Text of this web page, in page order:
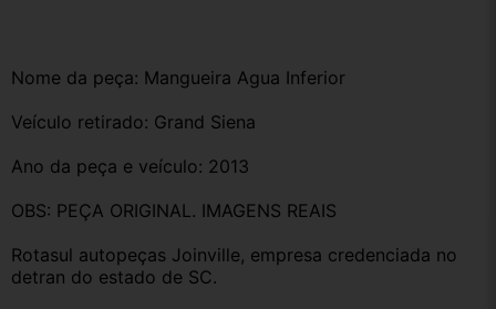
Nome da peça: Mangueira Agua Inferior
Veículo retirado: Grand Siena
Ano da peça e veículo: 2013
OBS: PEÇA ORIGINAL. IMAGENS REAIS
Rotasul autopeças Joinville, empresa credenciada no
detran do estado de SC.